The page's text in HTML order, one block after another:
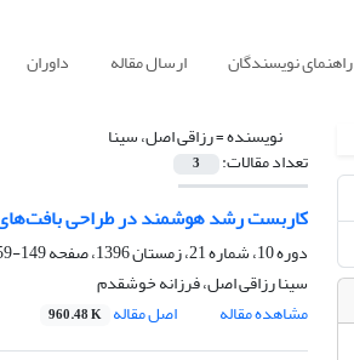
راهنمای نویسندگان ارسال مقاله داوران
نویسنده =رزاقی اصل، سینا
تعداد مقالات: 3
کاربست رشد هوشمند در طراحی
دوره 10، شماره 21، زمستان 1396، صفحه
149-159
سینا رزاقی اصل، فرزانه خوشقدم
مشاهده مقاله
اصل مقاله 960.48 K